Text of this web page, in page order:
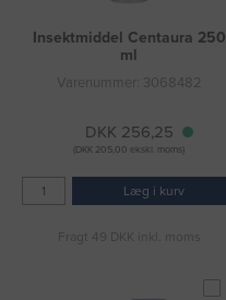
Insektmiddel Centaura 250
ml
Varenummer: 3068482
DKK 256,25
(DKK 205,00 ekskl. moms)
Læg i kurv
Fragt 49 DKK inkl. moms